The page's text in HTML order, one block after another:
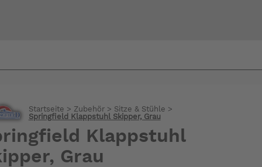
Startseite > Zubehör> Sitze & Stühle >
Springfield Klappstuhl Skipper, Grau
Klappstuhl
Grau